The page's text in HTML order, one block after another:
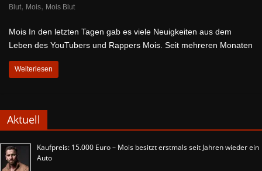
Blut, Mois, Mois Blut
Mois In den letzten Tagen gab es viele Neuigkeiten aus dem
Leben des YouTubers und Rappers Mois. Seit mehreren Monaten
Weiterlesen
Aktuell
Kaufpreis: 15.000 Euro – Mois besitzt erstmals seit Jahren wieder ein
Auto